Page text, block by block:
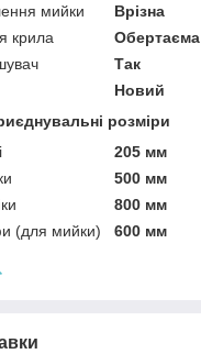
мийки
Врізна
крила
Обертаєма
Так
Новий
розміри
205 мм
500 мм
800 мм
(для мийки)
600 мм